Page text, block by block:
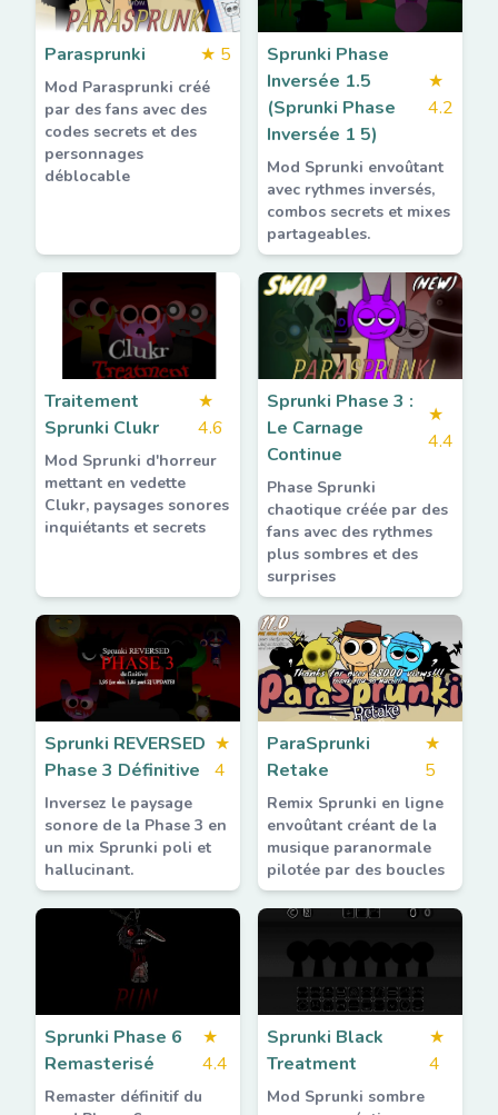
Parasprunki ★ 5
Mod Parasprunki créé
par des fans avec des
codes secrets et des
personnages
déblocable
Sprunki Phase
Inversée 1.5
(Sprunki Phase
Inversée 1 5)
★
4.2
Mod Sprunki envoûtant
avec rythmes inversés,
combos secrets et mixes
partageables.
Traitement
Sprunki Clukr
★
4.6
Mod Sprunki d'horreur
mettant en vedette
Clukr, paysages sonores
inquiétants et secrets
Sprunki Phase 3 :
Le Carnage
Continue
★
4.4
Phase Sprunki
chaotique créée par des
fans avec des rythmes
plus sombres et des
surprises
Sprunki REVERSED
Phase 3 Définitive
★
4
Inversez le paysage
sonore de la Phase 3 en
un mix Sprunki poli et
hallucinant.
ParaSprunki
Retake
★
5
Remix Sprunki en ligne
envoûtant créant de la
musique paranormale
pilotée par des boucles
Sprunki Phase 6
Remasterisé
★
4.4
Remaster définitif du
Sprunki Black
Treatment
★
4
Mod Sprunki sombre